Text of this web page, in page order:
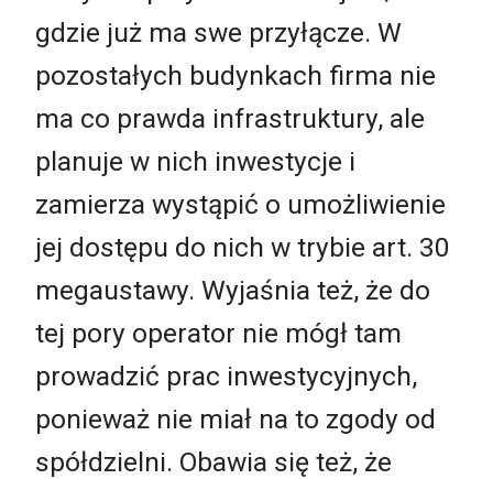
gdzie już ma swe przyłącze. W
pozostałych budynkach firma nie
ma co prawda infrastruktury, ale
planuje w nich inwestycje i
zamierza wystąpić o umożliwienie
jej dostępu do nich w trybie art. 30
megaustawy. Wyjaśnia też, że do
tej pory operator nie mógł tam
prowadzić prac inwestycyjnych,
ponieważ nie miał na to zgody od
spółdzielni. Obawia się też, że